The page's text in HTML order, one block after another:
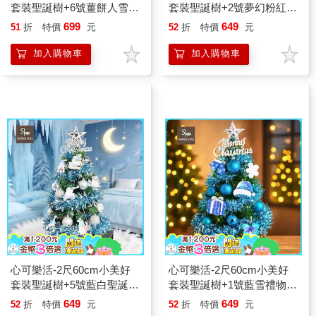
套裝聖誕樹+6號薑餅人雪花
彩繪木片飾品組+LED暖白
51 折 特價 699 元
加入購物車
套裝聖誕樹+2號夢幻粉紅聖
誕老人彩繪木片飾品組_不
52 折 特價 649 元
加入購物車
心可樂活-2尺60cm小美好
套裝聖誕樹+5號藍白聖誕老
公公彩繪木片飾品組_不含
52 折 特價 649 元
心可樂活-2尺60cm小美好
套裝聖誕樹+1號藍雪禮物夢
彩繪木片飾品組_不含燈款
52 折 特價 649 元